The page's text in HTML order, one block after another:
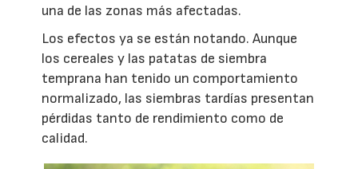
una de las zonas más afectadas.
Los efectos ya se están notando. Aunque
los cereales y las patatas de siembra
temprana han tenido un comportamiento
normalizado, las siembras tardías presentan
pérdidas tanto de rendimiento como de
calidad.